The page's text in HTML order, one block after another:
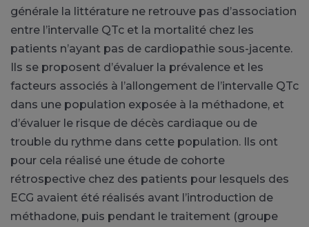
générale la littérature ne retrouve pas d’association
entre l’intervalle QTc et la mortalité chez les
patients n’ayant pas de cardiopathie sous-jacente.
Ils se proposent d’évaluer la prévalence et les
facteurs associés à l’allongement de l’intervalle QTc
dans une population exposée à la méthadone, et
d’évaluer le risque de décès cardiaque ou de
trouble du rythme dans cette population. Ils ont
pour cela réalisé une étude de cohorte
rétrospective chez des patients pour lesquels des
ECG avaient été réalisés avant l’introduction de
méthadone, puis pendant le traitement (groupe